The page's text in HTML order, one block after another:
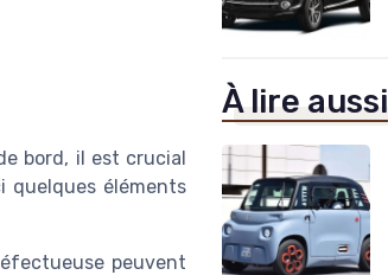
bord, il est crucial
quelques éléments
peuvent
À lire aussi